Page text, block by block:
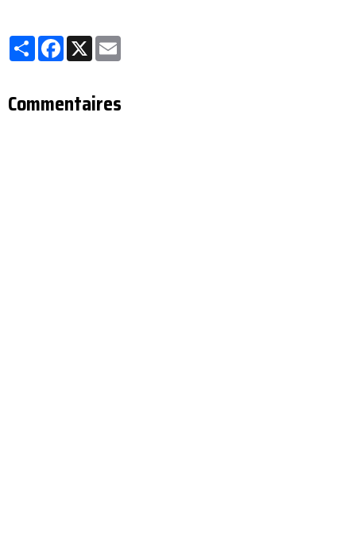
Partager
Facebook
X
Commentaires